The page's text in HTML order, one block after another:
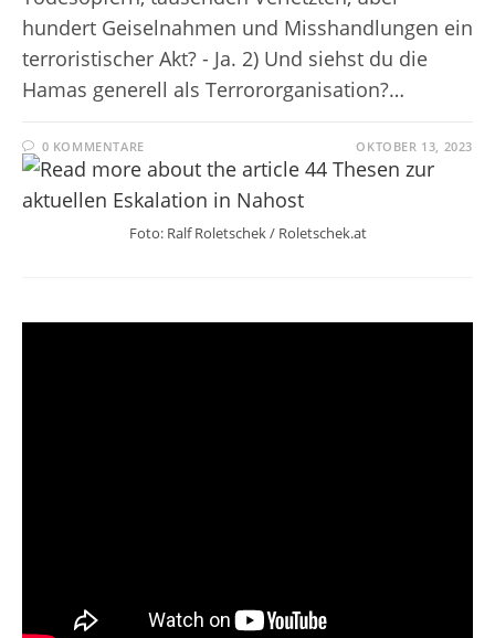
hundert Geiselnahmen und Misshandlungen ein
terroristischer Akt? - Ja. 2) Und siehst du die
Hamas generell als Terrororganisation?…
0 KOMMENTARE OKTOBER 13, 2023
Foto: Ralf Roletschek / Roletschek.at